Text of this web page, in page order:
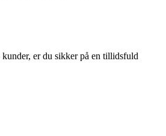
er du sikker på en tillidsfuld